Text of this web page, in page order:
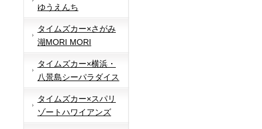
ゆうえんち
タイムズカー×さがみ
湖MORI MORI
タイムズカー×横浜・
八景島シーパラダイス
タイムズカー×スパリ
ゾートハワイアンズ